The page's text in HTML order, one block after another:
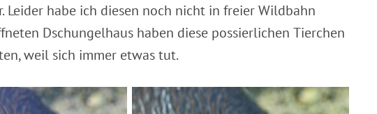
habe ich diesen noch nicht in freier Wildbahn
Dschungelhaus haben diese possierlichen Tierchen
weil sich immer etwas tut.